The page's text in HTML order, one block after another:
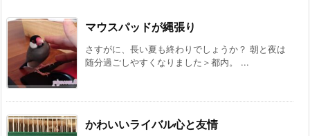
マウスパッドが縄張り
さすがに、長い夏も終わりでしょうか？ 朝と夜は
随分過ごしやすくなりました＞都内。 ...
かわいいライバル心と友情